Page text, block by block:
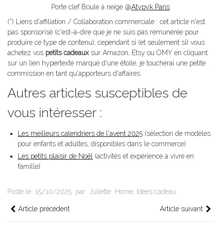
Porte clef Boule à neige @Atypyk Paris
(*) Liens d'affiliation / Collaboration commerciale : cet article n'est
pas sponsorisé (c'est-à-dire que je ne suis pas rémunérée pour
produire ce type de contenu), cependant si (et seulement si) vous
achetez vos petits cadeauxsur Amazon, Etsy ou OMY en cliquant
sur un lien hypertexte marqué d'une étoile, je toucherai une petite
commission en tant qu'apporteurs d'affaires.
Autres articles susceptibles de
vous intéresser :
Les meilleurs calendriers de l'avent 2025 (sélection de modèles
pour enfants et adultes, disponibles dans le commerce)
Les petits plaisir de Noël (activités et expérience à vivre en
famille)
Posté le 15/10/2025 par Juliette Home Idées cadeau
Article précédent Article suivant